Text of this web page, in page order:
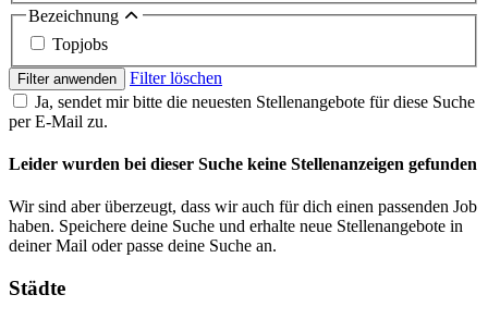
Bezeichnung
Topjobs
Filter anwenden
Filter löschen
Ja, sendet mir bitte die neuesten Stellenangebote für diese Suche
per E-Mail zu.
Leider wurden bei dieser Suche keine Stellenanzeigen gefunden
Wir sind aber überzeugt, dass wir auch für dich einen passenden Job
haben. Speichere deine Suche und erhalte neue Stellenangebote in
deiner Mail oder passe deine Suche an.
Städte